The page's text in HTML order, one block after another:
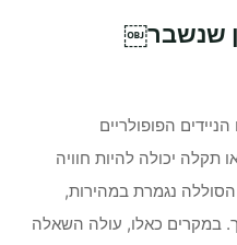
שנשבר￼
הפופולריים
תקלה יכולה להיות חוויה
נגמרת במהירות,
במקרים כאלו, עולה השאלה